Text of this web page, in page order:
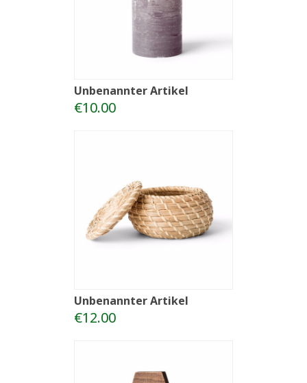
Unbenannter Artikel
€10.00
Unbenannter Artikel
€12.00